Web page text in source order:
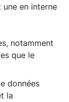
en interne
notamment
que le
données
la